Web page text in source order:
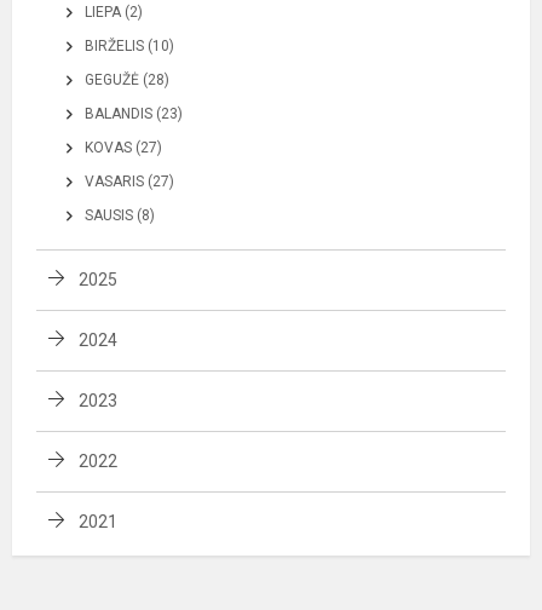
LIEPA (2)
BIRŽELIS (10)
GEGUŽĖ (28)
BALANDIS (23)
KOVAS (27)
VASARIS (27)
SAUSIS (8)
2025
2024
2023
2022
2021